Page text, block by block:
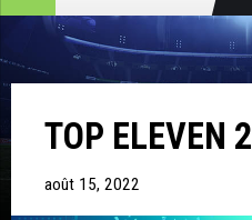
TOP ELEVEN
août 15, 2022